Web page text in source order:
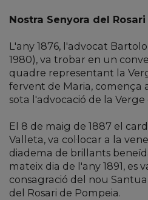
Nostra Senyora del
L'any 1876, l'advocat
1980), va trobar en un
quadre representant la
fervent de Maria, comença
sota l'advocació de la
El 8 de maig de 1887 el
Valleta, va col·locar a la
diadema de brillants
mateix dia de l'any 1891, es
consagració del nou
del Rosari de Pompeia.